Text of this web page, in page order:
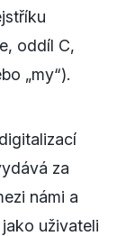
oddíl C,
„my“).
za
námi a
jako uživateli